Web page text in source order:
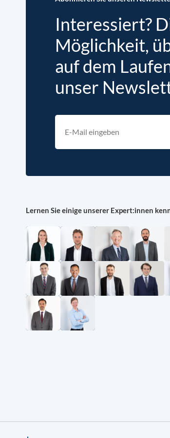
Interessiert?
Möglichkeit,
auf dem
unser
Lernen Sie einige unserer Expert:innen